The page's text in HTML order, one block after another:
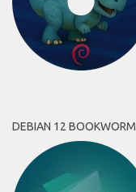
DEBIAN 12 BOOKWORM